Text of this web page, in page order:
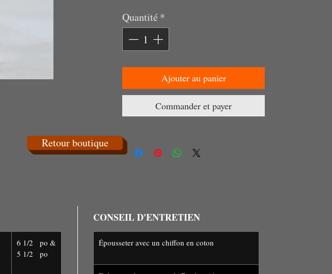
décoratifs.
Ils embelliront votre intérieur ou celui d'une
autre personne que vous aimez, en lui
offrant ces beaux produits. Les
chandeliers sont signés en dessous par
Quantité *
Ajouter au panier
Commander et payer
6 1/2 po &
5 1/2 po
CONSEIL D'ENTRETIEN
Épousseter avec un chiffon en coton
Retour boutique